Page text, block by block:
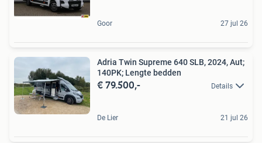
Goor 27 jul 26
Adria Twin Supreme 640 SLB, 2024, Aut;
140PK; Lengte bedden
€ 79.500,- Details
De Lier 21 jul 26